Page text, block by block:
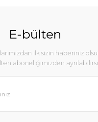
E-bülten
ilk sizin haberiniz
aboneliğimizden